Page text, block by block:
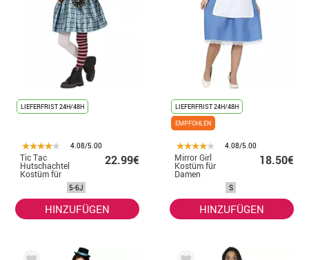
LIEFERFRIST 24H/48H
4.08/5.00
Tic Tac
Hutschachtel
Kostüm für
22.99€
5-6J
HINZUFÜGEN
LIEFERFRIST 24H/48H
EMPFOHLEN
4.08/5.00
Mirror Girl
Kostüm für
Damen
18.50€
S
HINZUFÜGEN